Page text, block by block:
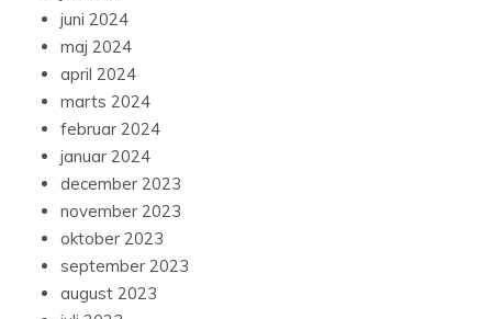
juni 2024
maj 2024
april 2024
marts 2024
februar 2024
januar 2024
december 2023
november 2023
oktober 2023
september 2023
august 2023